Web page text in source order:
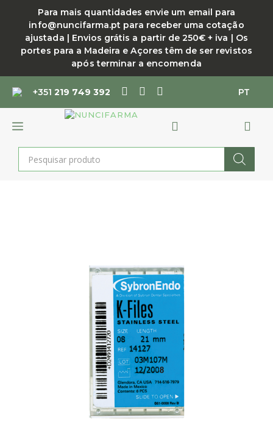
conteúdo
Para mais quantidades envie um email para
info@nuncifarma.pt para receber uma cotação
ajustada | Envios grátis a partir de 250€ + iva | Os
portes para a Madeira e Açores têm de ser revistos
após terminar a encomenda
+351219 749 392 PT
MENU
Products
search